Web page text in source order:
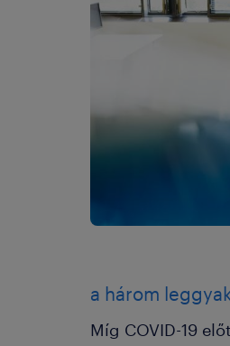
a három
Míg COVID-19